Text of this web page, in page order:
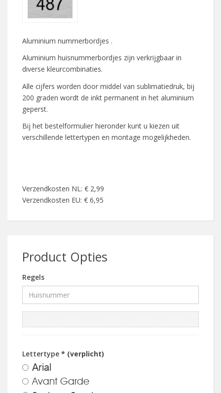
Aluminium nummerbordjes .
Aluminium huisnummerbordjes zijn verkrijgbaar in
diverse kleurcombinaties.
Alle cijfers worden door middel van sublimatiedruk, bij
200 graden wordt de inkt permanent in het aluminium
geperst.
Bij het bestelformulier hieronder kunt u kiezen uit
verschillende lettertypen en montage mogelijkheden.
Verzendkosten NL: € 2,99
Verzendkosten EU: € 6,95
Product Opties
Regels
Lettertype * (verplicht)
Arial
Avant Garde